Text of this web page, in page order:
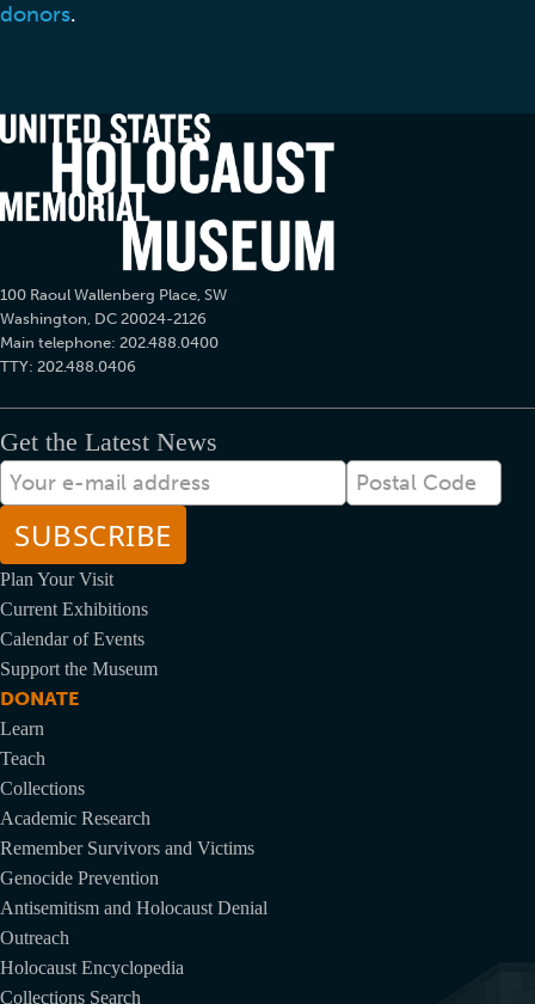
donors.
100 Raoul Wallenberg Place, SW
Washington, DC 20024-2126
Main telephone: 202.488.0400
TTY: 202.488.0406
Get the Latest News
メ
ー
ル
Postal
Code
Plan Your Visit
Current Exhibitions
Calendar of Events
Support the Museum
DONATE
Learn
Teach
Collections
Academic Research
Remember Survivors and Victims
Genocide Prevention
Antisemitism and Holocaust Denial
Outreach
Holocaust Encyclopedia
Collections Search